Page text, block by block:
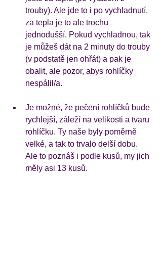
trouby). Ale jde to i po vychladnutí,
za tepla je to ale trochu
jednodušší. Pokud vychladnou, tak
je můžeš dát na 2 minuty do trouby
(v podstatě jen ohřát) a pak je
obalit, ale pozor, abys rohlíčky
nespálil/a.
Je možné, že pečení rohlíčků bude
rychlejší, záleží na velikosti a tvaru
rohlíčku. Ty naše byly poměrně
velké, a tak to trvalo delší dobu.
Ale to poznáš i podle kusů, my jich
měly asi 13 kusů.